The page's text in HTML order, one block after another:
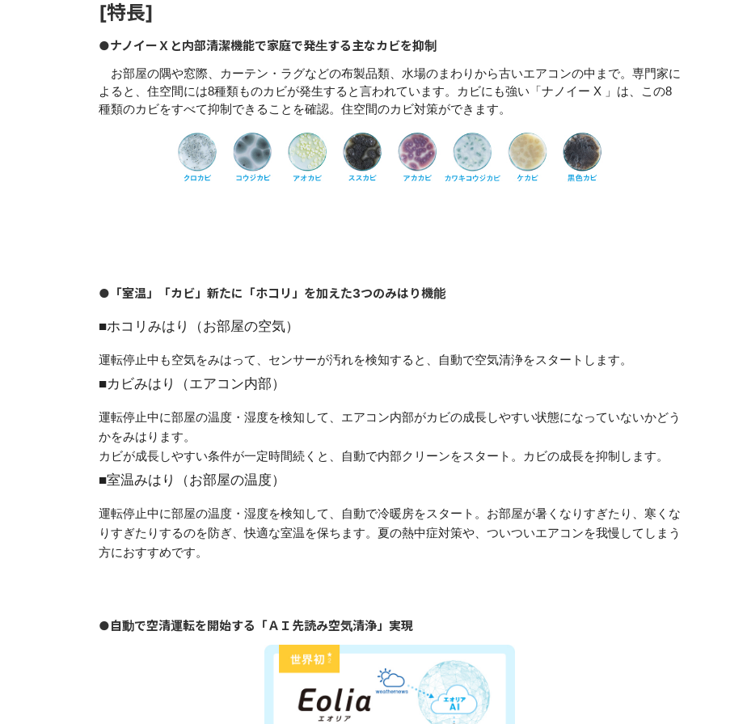
[特長]
●ナノイーＸと内部清潔機能で家庭で発生する主なカビを抑制
お部屋の隅や窓際、カーテン・ラグなどの布製品類、水場のまわりから古いエアコンの中まで。専門家に
よると、住空間には8種類ものカビが発生すると言われています。カビにも強い「ナノイー X 」は、この8
種類のカビをすべて抑制 できることを確認。住空間のカビ対策ができます。
●「室温」「カビ」新たに「ホコリ」を加えた3つのみはり機能
■ホコリみはり（お部屋の空気）
運転停止中も空気をみはって、センサーが汚れを検知すると、自動で空気清浄をスタートします。
■カビみはり（エアコン内部）
運転停止中に部屋の温度・湿度を検知して、エアコン内部がカビの成長しやすい状態になっていないかどう
かをみはります。
カビが成長しやすい条件が一定時間続くと、自動で内部クリーンをスタート。カビの成長を抑制します。
■室温みはり（お部屋の温度）
運転停止中に部屋の温度・湿度を検知して、自動で冷暖房をスタート。お部屋が暑くなりすぎたり、寒くな
りすぎたりするのを防ぎ、快適な室温を保ちます。夏の熱中症対策や、ついついエアコンを我慢してしまう
方におすすめです。
●自動で空清運転を開始する「ＡＩ先読み空気清浄」実現